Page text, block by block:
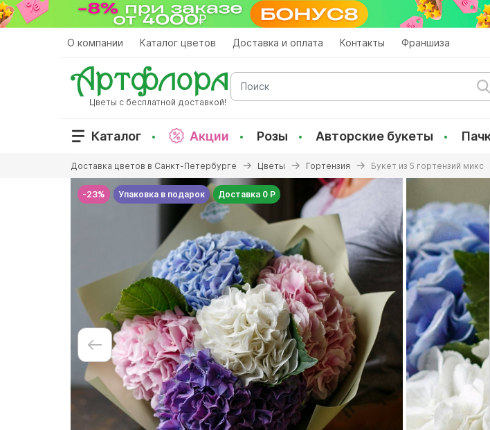
Перейти
к
О компании Каталог цветов Доставка и оплата Контакты Франшиза
Цветы с бесплатной доставкой!
Поиск
Каталог Акции Розы Авторские букеты
здесь
Доставка цветов в Санкт-Петербурге Цветы Гортензия Букет из 5 гортензий микс
-23% Упаковка в подарок Доставка 0 Р